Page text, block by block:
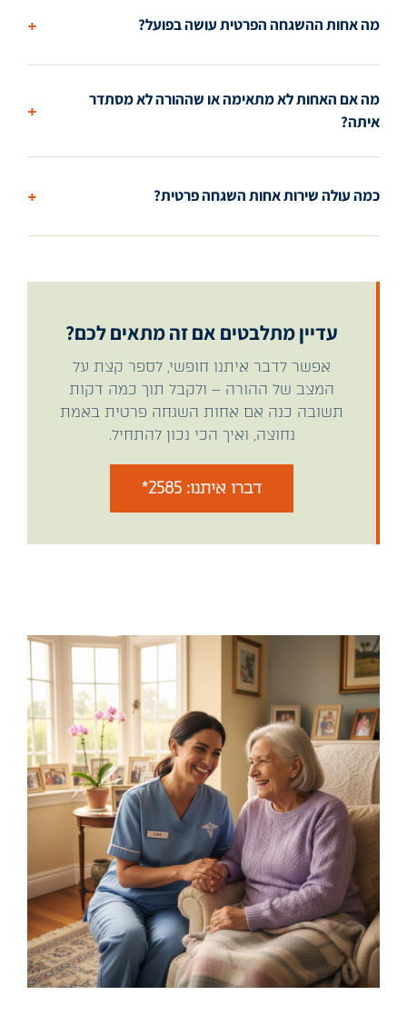
מה אחות ההשגחה הפרטית עושה בפועל? +
מה אם האחות לא מתאימה או שההורה לא מסתדר
איתה?
+
כמה עולה שירות אחות השגחה פרטית? +
עדיין מתלבטים אם זה מתאים לכם?
אפשר לדבר איתנו חופשי, לספר קצת על
המצב של ההורה – ולקבל תוך כמה דקות
תשובה כנה אם אחות השגחה פרטית באמת
נחוצה, ואיך הכי נכון להתחיל.
דברו איתנו: 2585*